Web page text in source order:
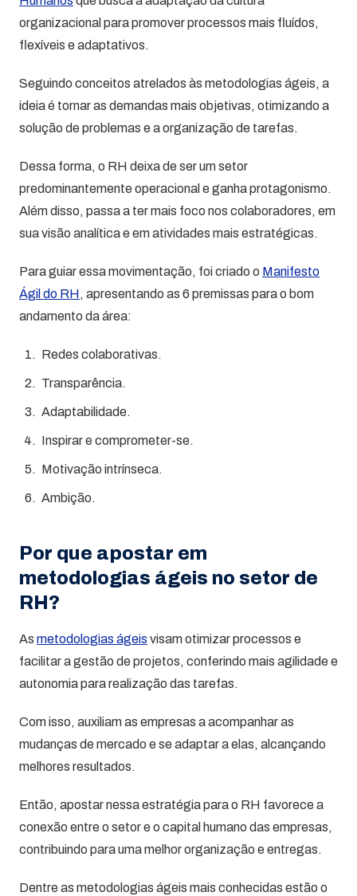
organizacional para promover processos mais fluídos,
flexíveis e adaptativos.
Seguindo conceitos atrelados às metodologias ágeis, a
ideia é tornar as demandas mais objetivas, otimizando a
solução de problemas e a organização de tarefas.
Dessa forma, o RH deixa de ser um setor
predominantemente operacional e ganha protagonismo.
Além disso, passa a ter mais foco nos colaboradores, em
sua visão analítica e em atividades mais estratégicas.
Para guiar essa movimentação, foi criado o Manifesto
Ágil do RH, apresentando as 6 premissas para o bom
andamento da área:
Redes colaborativas.
Transparência.
Adaptabilidade.
Inspirar e comprometer-se.
Motivação intrínseca.
Ambição.
Por que apostar em
metodologias ágeis no setor de
RH?
As metodologias ágeis visam otimizar processos e
facilitar a gestão de projetos, conferindo mais agilidade e
autonomia para realização das tarefas.
Com isso, auxiliam as empresas a acompanhar as
mudanças de mercado e se adaptar a elas, alcançando
melhores resultados.
Então, apostar nessa estratégia para o RH favorece a
conexão entre o setor e o capital humano das empresas,
contribuindo para uma melhor organização e entregas.
Dentre as metodologias ágeis mais conhecidas estão o